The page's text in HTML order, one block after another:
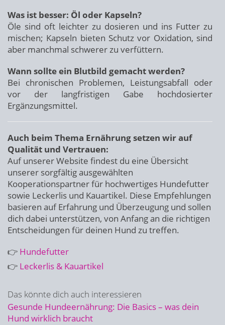
Was ist besser: Öl oder Kapseln?
Öle sind oft leichter zu dosieren und ins Futter zu
mischen; Kapseln bieten Schutz vor Oxidation, sind
aber manchmal schwerer zu verfüttern.
Wann sollte ein Blutbild gemacht werden?
Bei chronischen Problemen, Leistungsabfall oder
vor der langfristigen Gabe hochdosierter
Ergänzungsmittel.
Auch beim Thema Ernährung setzen wir auf
Qualität und Vertrauen:
Auf unserer Website findest du eine Übersicht
unserer sorgfältig ausgewählten
Kooperationspartner für hochwertiges Hundefutter
sowie Leckerlis und Kauartikel. Diese Empfehlungen
basieren auf Erfahrung und Überzeugung und sollen
dich dabei unterstützen, von Anfang an die richtigen
Entscheidungen für deinen Hund zu treffen.
👉 Hundefutter
👉 Leckerlis & Kauartikel
Das könnte dich auch interessieren
Gesunde Hundeernährung: Die Basics – was dein
Hund wirklich braucht